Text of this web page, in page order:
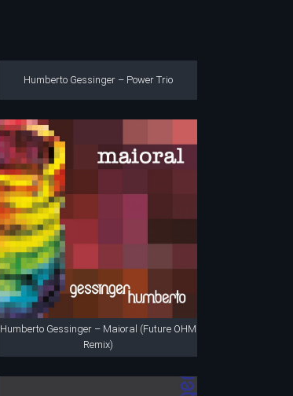
Humberto Gessinger – Power Trio
Humberto Gessinger – Maioral (Future OHM
Remix)